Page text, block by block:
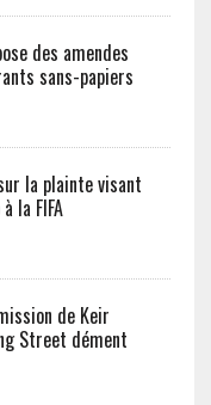
des amendes
sans-papiers
la plainte visant
la FIFA
de Keir
Street dément